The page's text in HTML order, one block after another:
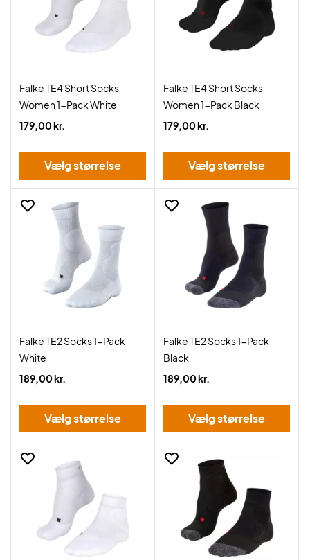
Falke TE4 Short Socks
Women 1-Pack White
179,00 kr.
Vælg størrelse
Falke TE4 Short Socks
Women 1-Pack Black
179,00 kr.
Vælg størrelse
Falke TE2 Socks 1-Pack
White
189,00 kr.
Vælg størrelse
Falke TE2 Socks 1-Pack
Black
189,00 kr.
Vælg størrelse